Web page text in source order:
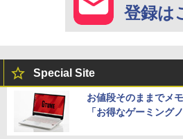
登録は
Special Site
お値段そのままでメ
「お得なゲーミング